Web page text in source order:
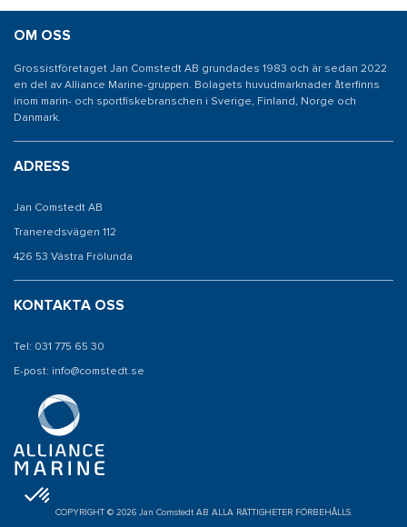
OM OSS
Grossistföretaget Jan Comstedt AB grundades 1983 och är sedan 2022
en del av Alliance Marine-gruppen. Bolagets huvudmarknader återfinns
inom marin- och sportfiskebranschen i Sverige, Finland, Norge och
Danmark.
ADRESS
Jan Comstedt AB
Traneredsvägen 112
426 53 Västra Frölunda
KONTAKTA OSS
Tel: 031 775 65 30
E-post: info@comstedt.se
COPYRIGHT © 2026 Jan Comstedt AB ALLA RÄTTIGHETER FÖRBEHÅLLS.